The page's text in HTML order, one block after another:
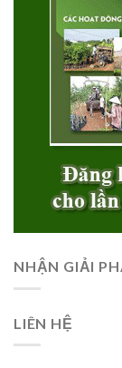
NHẬN GIẢI
LIÊN HỆ